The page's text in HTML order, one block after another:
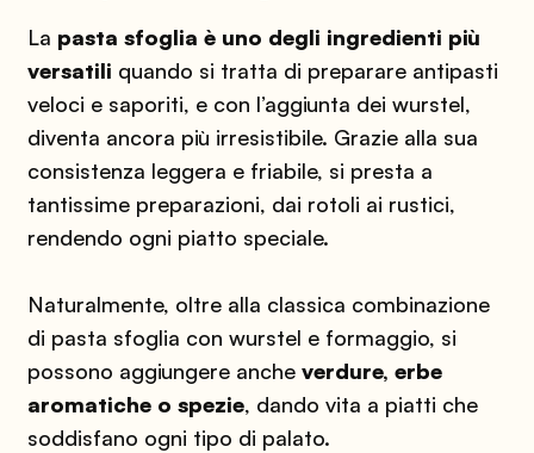
La pasta sfoglia è uno degli ingredienti più
versatili quando si tratta di preparare antipasti
veloci e saporiti, e con l’aggiunta dei wurstel,
diventa ancora più irresistibile. Grazie alla sua
consistenza leggera e friabile, si presta a
tantissime preparazioni, dai rotoli ai rustici,
rendendo ogni piatto speciale.
Naturalmente, oltre alla classica combinazione
di pasta sfoglia con wurstel e formaggio, si
possono aggiungere anche verdure, erbe
aromatiche o spezie, dando vita a piatti che
soddisfano ogni tipo di palato.